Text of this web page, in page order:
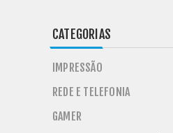
CATEGORIAS
IMPRESSÃO
REDE E TELEFONIA
GAMER